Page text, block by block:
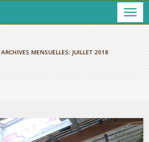
ARCHIVES MENSUELLES: JUILLET 2018